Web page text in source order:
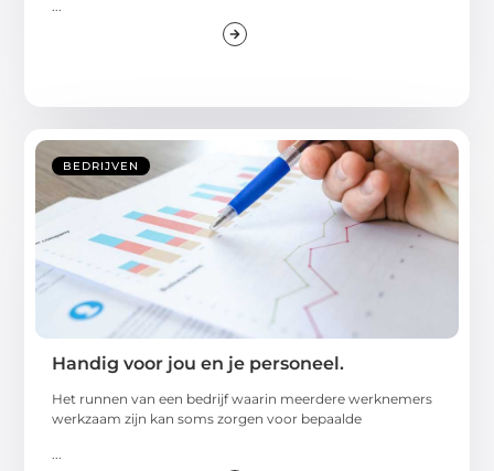
BEDRIJVEN
Handig voor jou en je personeel.
Het runnen van een bedrijf waarin meerdere werknemers
werkzaam zijn kan soms zorgen voor bepaalde